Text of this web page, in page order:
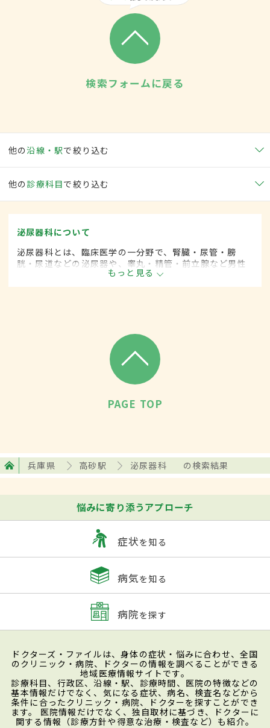
検索フォームに戻る
他の沿線・駅で絞り込む
他の 診療科目で絞り込む
泌尿器科について
泌尿器科とは、臨床医学の一分野で、腎臓・尿管・膀
胱・尿道などの泌尿器や、睾丸・精管・前立腺など男性
性器に関係した疾患を専門的に取り扱います。
もっと見る
PAGE TOP
兵庫県 高砂駅 泌尿器科 の検索結果
悩みに寄り添うアプローチ
症状を知る
病気を知る
病院を探す
ドクターズ・ファイルは、身体の症状・悩みに合わせ、全国
のクリニック・病院、ドクターの情報を調べることができる
地域医療情報サイトです。
診療科目、行政区、沿線・駅、診療時間、医院の特徴などの
基本情報だけでなく、気になる症状、病名、検査名などから
条件に合ったクリニック・病院、ドクターを探すことができ
ます。 医院情報だけでなく、独自取材に基づき、ドクターに
関する情報（診療方針や得意な治療・検査など）も紹介。